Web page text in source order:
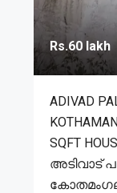
Rs.60 lakh
ADIVAD
SQFT
അടിവാട്